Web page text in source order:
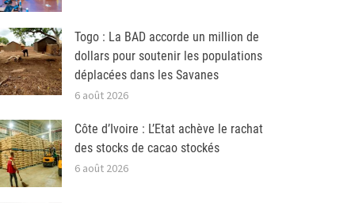
Togo : La BAD accorde un million de
dollars pour soutenir les populations
déplacées dans les Savanes
6 août 2026
Côte d’Ivoire : L’Etat achève le rachat
des stocks de cacao stockés
6 août 2026